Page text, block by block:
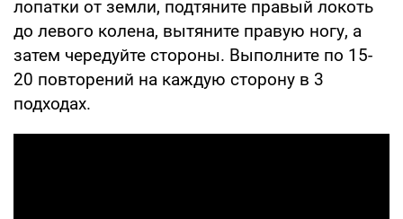
лопатки от земли, подтяните правый локоть
до левого колена, вытяните правую ногу, а
затем чередуйте стороны. Выполните по 15-
20 повторений на каждую сторону в 3
подходах.